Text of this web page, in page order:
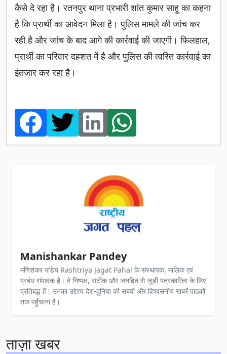
कैसे दे रहा है। रतनपुर थाना प्रभारी शांत कुमार साहू का कहना
है कि प्रार्थी का आवेदन मिला है। पुलिस मामले की जांच कर
रही है और जांच के बाद आगे की कार्रवाई की जाएगी। फिलहाल,
प्रार्थी का परिवार दहशत में है और पुलिस की त्वरित कार्रवाई का
इंतजार कर रहा है।
Manishankar Pandey
मणिशंकर पांडेय Rashtriya Jagat Pahal के संस्थापक, मालिक एवं
प्रबंध संपादक हैं। वे निष्पक्ष, सटीक और जनहित से जुड़ी पत्रकारिता के लिए
प्रतिबद्ध हैं। उनका उद्देश्य देश-दुनिया की सच्ची और विश्वसनीय खबरें पाठकों
तक पहुँचाना है।
ताज़ा खबर